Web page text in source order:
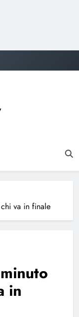
va in finale
in